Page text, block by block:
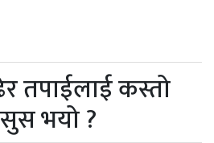
तपाईलाई कस्तो
भयो ?